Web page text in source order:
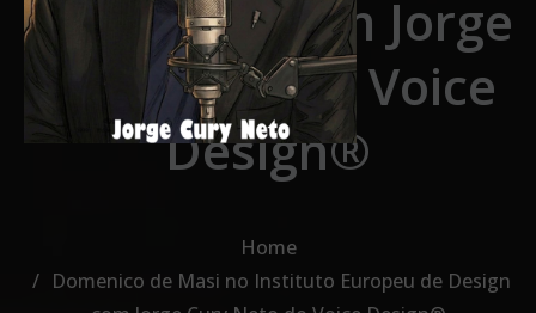
de Design com Jorge
Cury Neto do Voice
Design®
Home
Domenico de Masi no Instituto Europeu de Design